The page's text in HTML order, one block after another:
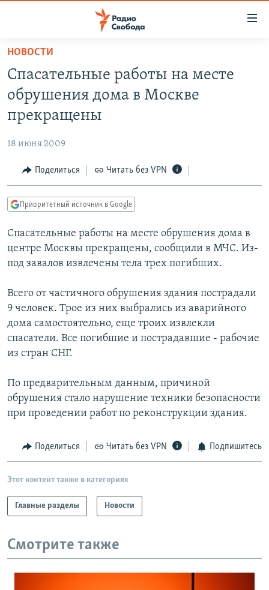
упрощенного
доступа
Вернуться
основному
Вернутся
Вернутся
поиску
ПОДКАСТЫ
АВТОРСКИЕ ПРОЕКТЫ
МНЕНИЯ
КУЛЬТУРА
КАВКАЗ.РЕАЛИИ
СЕВЕР.РЕАЛИИ
СИБИРЬ.РЕАЛИИ
ПОДПИШИТЕСЬ НА РАССЫЛКУ
СОЦИАЛЬНЫЕ СЕТИ
Все сайты РСЕ/РС
НОВОСТИ
Спасательные работы на месте
обрушения дома в Москве
прекращены
18 июня 2009
Поделиться Читать без VPN
Приоритетный источник в Google
Спасательные работы на месте обрушения дома в
центре Москвы прекращены, сообщили в МЧС. Из-
под завалов извлечены тела трех погибших.
Всего от частичного обрушения здания пострадали
9 человек. Трое из них выбрались из аварийного
дома самостоятельно, еще троих извлекли
спасатели. Все погибшие и пострадавшие - рабочие
из стран СНГ.
По предварительным данным, причиной
обрушения стало нарушение техники безопасности
при проведении работ по реконструкции здания.
Поделиться Читать без VPN Подпишитесь
Этот контент также в категориях
Главные разделы Новости
Смотрите также